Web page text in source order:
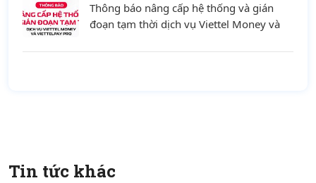
Thông báo nâng cấp hệ thống và gián
đoạn tạm thời dịch vụ Viettel Money và
Tin tức khác